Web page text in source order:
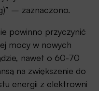
– zaznaczono.
powinno przyczynić
mocy w nowych
nawet o 60-70
na zwiększenie do
energii z elektrowni